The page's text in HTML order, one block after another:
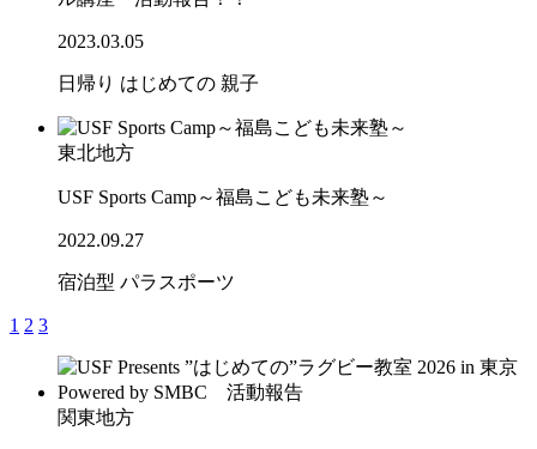
2023.03.05
日帰り はじめての 親子
東北地方
USF Sports Camp～福島こども未来塾～
2022.09.27
宿泊型 パラスポーツ
1 2 3
関東地方